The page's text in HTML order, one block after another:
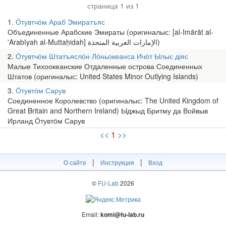
страница 1 из 1
1 Ӧтувтчӧм Араб Эмиратъяс
Объединенные Арабские Эмираты (оригиналыс: [al-Imārāt al-
'Arabīyah al-Muttaḥidah] الإمارات العربية المتحدة‎)
2 Ӧтувтчӧм Штатъяслӧн Лӧньокеанса Ичӧт Ылыс діяс
Малые Тихоокеанские Отдаленные острова Соединенных
Штатов (оригиналыс: United States Minor Outlying Islands)
3 Ӧтувтӧм Сарув
Соединенное Королевство (оригиналыс: The United Kingdom of
Great Britain and Northern Ireland) Ыджыд Бритму да Войвыв
Ирланд Ӧтувтӧм Сарув
<< 1 >>
О сайте | Инструкция | Вход
© FU-Lab2026
Email:komi@fu-lab.ru